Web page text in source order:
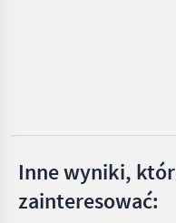
A&T Anbaugeräte
CAT
Pokaż
Inne wyniki,
zainteresować: